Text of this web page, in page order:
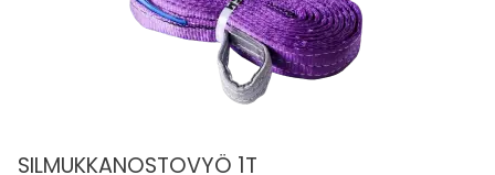
SILMUKKANOSTOVYÖ 1T